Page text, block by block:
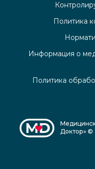
Политика
Информация о
Политика
Доктор» ©